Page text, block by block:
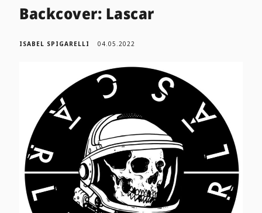
Backcover: Lascar
ISABEL SPIGARELLI 04.05.2022